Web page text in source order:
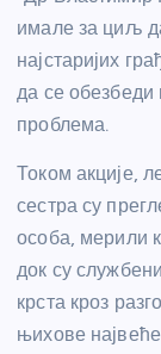
имале за циљ
најстаријих
да се
проблема.
Током акције,
сестра су
особа, мерили
док су
крста кроз
њихове